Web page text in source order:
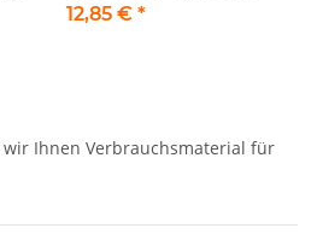
12,85 € *
Ihnen Verbrauchsmaterial für